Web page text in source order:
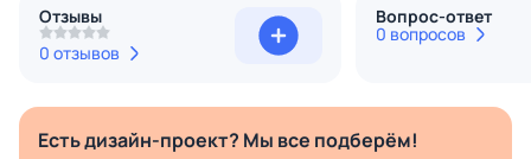
Отзывы
0 отзывов
Вопрос-ответ
0 вопросов
Есть дизайн-проект? Мы все подберём!